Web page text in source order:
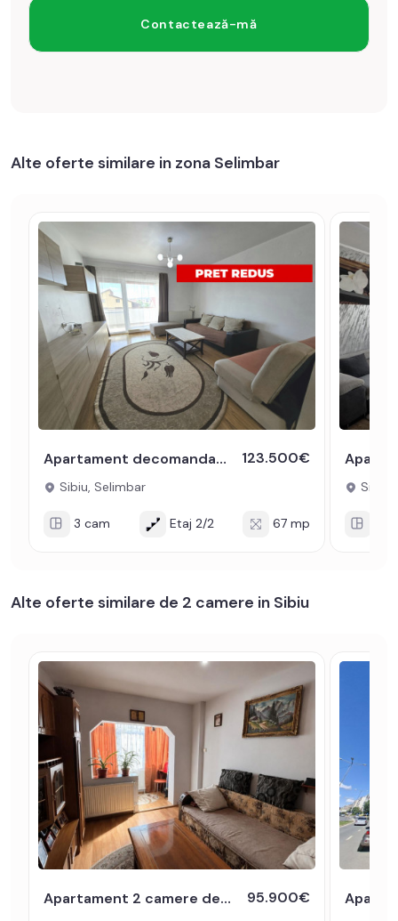
Alte oferte similare in zona Selimbar
Apartament decomandat 3 camere etaj 2 terasa parcare Selimbar Sibiu 123.500€
Sibiu, Selimbar
3 cam Etaj 2/2 67 mp
Sibiu,
Alte oferte similare de 2 camere in Sibiu
Apartament 2 camere de vanzare 43mpu zona Mihai Viteazul 95.900€